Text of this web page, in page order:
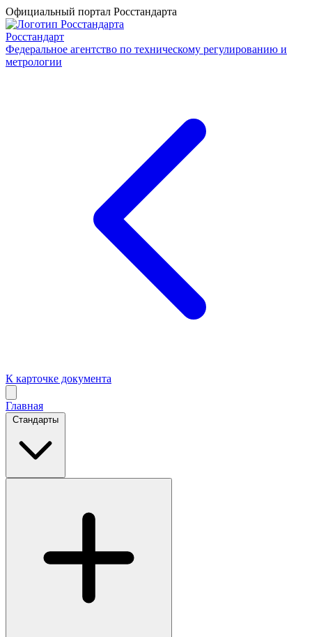
Официальный портал Росстандарта
Росстандарт
Федеральное агентство по техническому регулированию и
метрологии
К карточке документа
Главная
Стандарты